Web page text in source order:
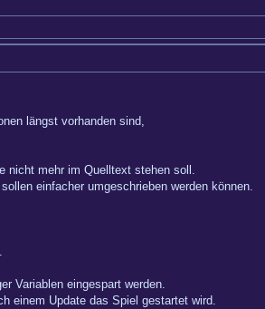
längst vorhanden sind,
nicht mehr im Quelltext stehen soll.
einfacher umgeschrieben werden können.
Variablen eingespart werden.
einem Update das Spiel gestartet wird.